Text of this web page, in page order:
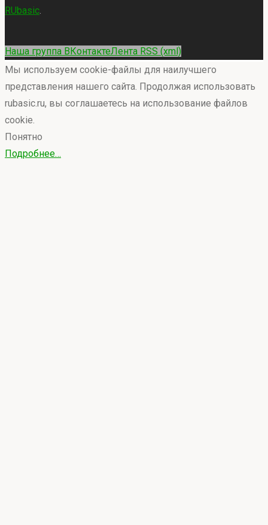
RUbasic.
Back
to
Top
Наша группа ВКонтактеЛента RSS (xml)
Мы используем cookie-файлы для наилучшего
представления нашего сайта. Продолжая использовать
rubasic.ru, вы соглашаетесь на использование файлов
cookie.
Понятно
Подробнее…